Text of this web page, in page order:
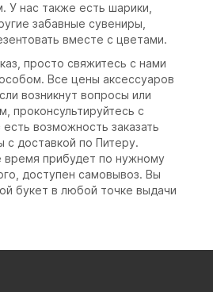
У нас также есть шарики,
забавные сувениры,
вместе с цветами.
просто свяжитесь с нами
Все цены аксессуаров
возникнут вопросы или
проконсультируйтесь с
возможность заказать
с доставкой по Питеру.
время прибудет по нужному
доступен самовывоз. Вы
букет в любой точке выдачи